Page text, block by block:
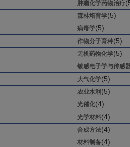
肿瘤化学药物治疗
森林培育学(5)
病毒学(5)
作物分子育种(5)
无机药物化学(5)
敏感电子学与传感
大气化学(5)
农业水利 (5)
光催化(4)
光学材料(4)
合成方法(4)
材料制备(4)